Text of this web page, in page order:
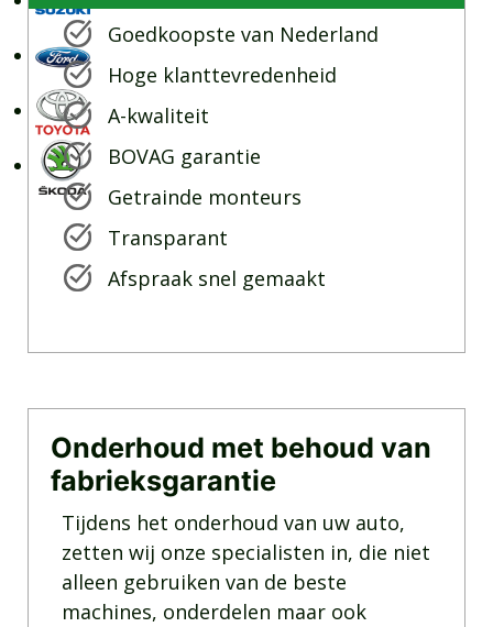
Goedkoopste van Nederland
Hoge klanttevredenheid
A-kwaliteit
BOVAG garantie
Getrainde monteurs
Transparant
Afspraak snel gemaakt
Onderhoud met behoud van
fabrieksgarantie
Tijdens het onderhoud van uw auto,
zetten wij onze specialisten in, die niet
alleen gebruiken van de beste
machines, onderdelen maar ook